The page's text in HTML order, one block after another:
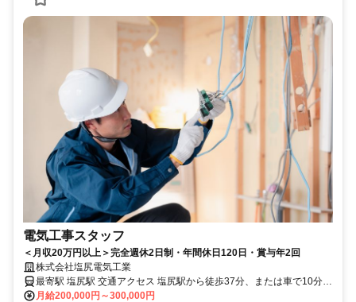
電気工事スタッフ
＜月収20万円以上＞完全週休2日制・年間休日120日・賞与年2回
株式会社塩尻電気工業
最寄駅 塩尻駅 交通アクセス 塩尻駅から徒歩37分、または車で10分
マイカー・バイク通勤OK（無料駐車場完備） ※ガソリン代も支給い
月給200,000円～300,000円